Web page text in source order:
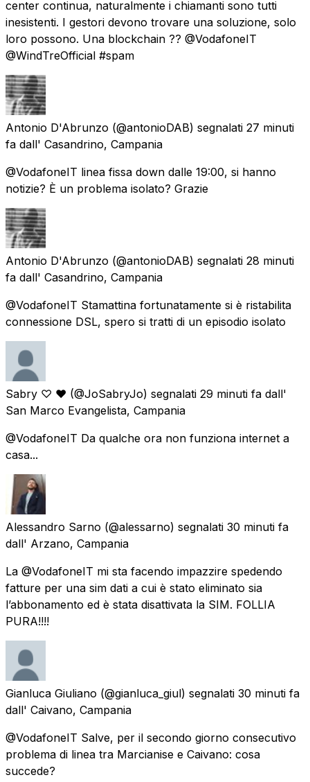
center continua, naturalmente i chiamanti sono tutti
inesistenti. I gestori devono trovare una soluzione, solo
loro possono. Una blockchain ?? @VodafoneIT
@WindTreOfficial #spam
Antonio D'Abrunzo (@antonioDAB) segnalati 27 minuti
fa dall' Casandrino, Campania
@VodafoneIT linea fissa down dalle 19:00, si hanno
notizie? È un problema isolato? Grazie
Antonio D'Abrunzo (@antonioDAB) segnalati 28 minuti
fa dall' Casandrino, Campania
@VodafoneIT Stamattina fortunatamente si è ristabilita
connessione DSL, spero si tratti di un episodio isolato
Sabry ♡ ❤ (@JoSabryJo) segnalati 29 minuti fa dall'
San Marco Evangelista, Campania
@VodafoneIT Da qualche ora non funziona internet a
casa...
Alessandro Sarno (@alessarno) segnalati 30 minuti fa
dall' Arzano, Campania
La @VodafoneIT mi sta facendo impazzire spedendo
fatture per una sim dati a cui è stato eliminato sia
l’abbonamento ed è stata disattivata la SIM. FOLLIA
PURA!!!!
Gianluca Giuliano (@gianluca_giul) segnalati 30 minuti fa
dall' Caivano, Campania
@VodafoneIT Salve, per il secondo giorno consecutivo
problema di linea tra Marcianise e Caivano: cosa
succede?